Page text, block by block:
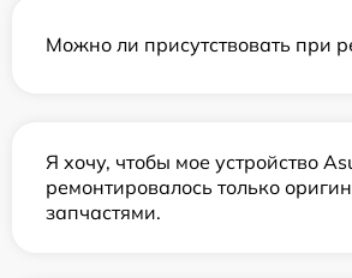
Можно ли присутствовать при
Я хочу, чтобы мое устройство
ремонтировалось только
запчастями.